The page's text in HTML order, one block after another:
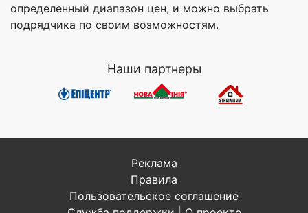
определенный диапазон цен, и можно выбрать
подрядчика по своим возможностям.
Наши партнеры
Реклама
Правила
Пользовательское соглашение